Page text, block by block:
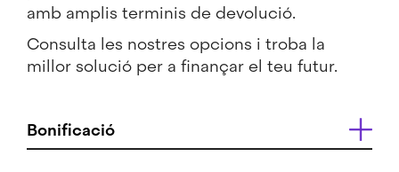
amb amplis terminis de devolució.
Consulta les nostres opcions i troba la
millor solució per a finançar el teu futur.
Bonificació